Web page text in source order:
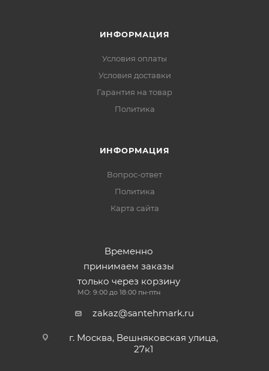
ИНФОРМАЦИЯ
Условия оплаты
Условия доставки
Гарантия на товар
Политика
ИНФОРМАЦИЯ
Вопрос-ответ
Политика
Карта сайта
Временно
принимаем заказы
только через корзину
МО: 9:00 до 18:00 пн-птн
zakaz@santehmark.ru
г. Москва, Вешняковская улица,
27к1